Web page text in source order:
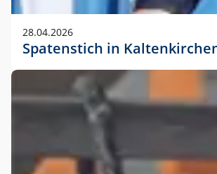
28.04.2026
Spatenstich in